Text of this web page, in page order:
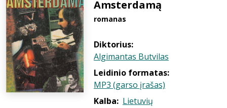
Amsterdamą
romanas
Diktorius:
Algimantas Butvilas
Leidinio formatas:
MP3 (garso įrašas)
Kalba: Lietuvių